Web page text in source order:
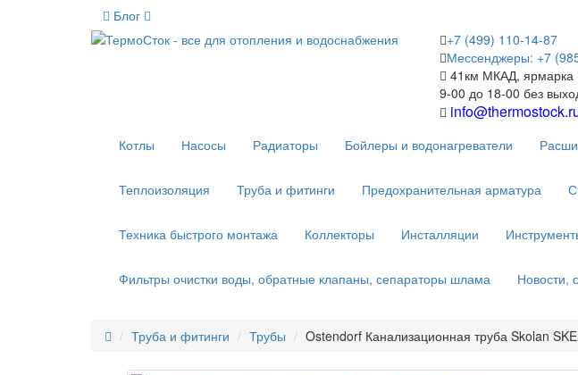
Блог
+7 (499) 110-14-87
Мессенджеры: +7
41км МКАД, ярмарка
9-00 до 18-00 без
Котлы Насосы Радиаторы Бойлеры и водонагреватели
Теплоизоляция Труба и фитинги Предохранительная арматура
Техника быстрого монтажа Коллекторы Инсталляции
Фильтры очистки воды, обратные клапаны, сепараторы шлама Новости,
Труба и фитинги Трубы Ostendorf Канализационная труба Skolan